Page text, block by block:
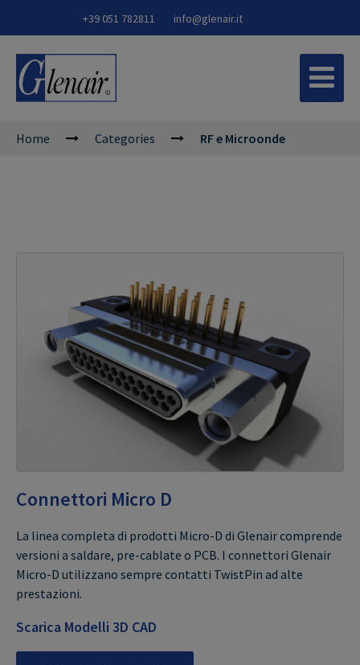
+39 051 782811 info@glenair.it
Home Categories RF e Microonde
Connettori Micro D
La linea completa di prodotti Micro-D di Glenair comprende
versioni a saldare, pre-cablate o PCB. I connettori Glenair
Micro-D utilizzano sempre contatti TwistPin ad alte
prestazioni.
Scarica Modelli 3D CAD